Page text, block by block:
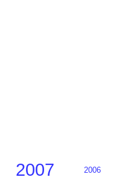
2007 2006